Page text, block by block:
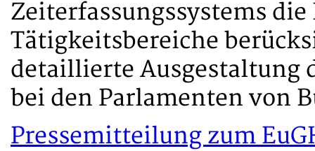
Zeiterfassungssystems
Tätigkeitsbereiche
detaillierte Ausgestaltung
bei den Parlamenten von
Pressemitteilung zum